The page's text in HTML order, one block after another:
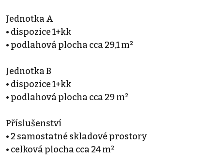
Jednotka A
• dispozice 1+kk
• podlahová plocha cca 29,1 m²
Jednotka B
• dispozice 1+kk
• podlahová plocha cca 29 m²
Příslušenství
• 2 samostatné skladové prostory
• celková plocha cca 24 m²